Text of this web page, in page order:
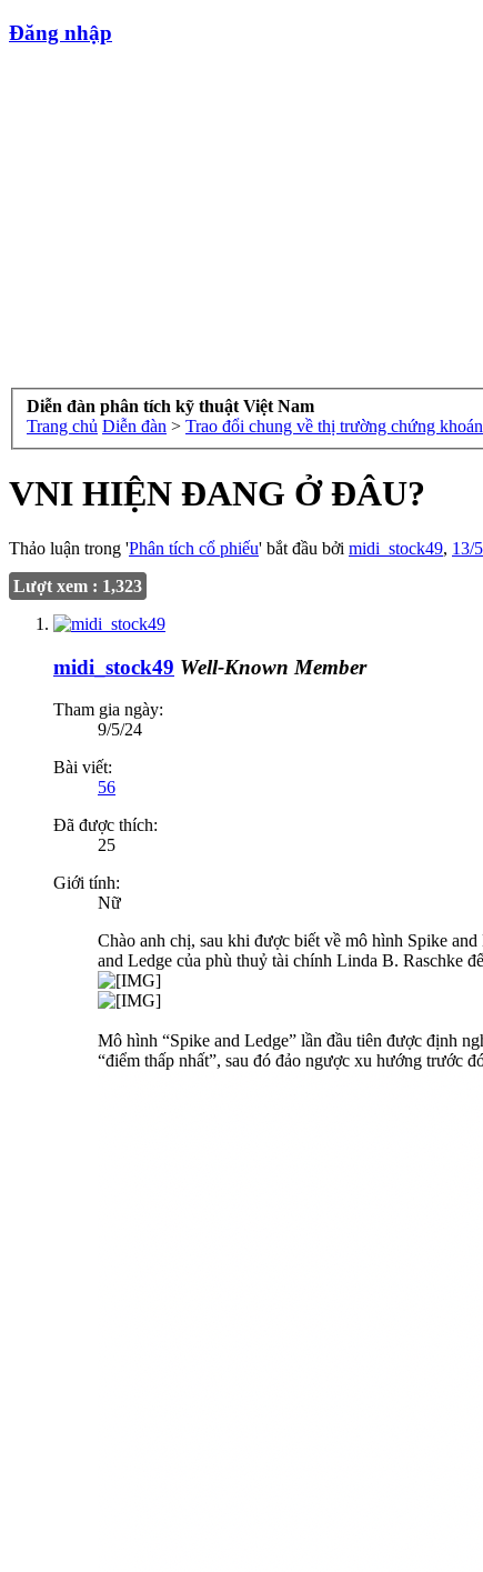
Đăng nhập
Diễn đàn phân tích kỹ thuật Việt Nam
Trang chủ Diễn đàn > Trao đổi chung về thị trường chứng
VNI HIỆN ĐANG Ở ĐÂU?
Thảo luận trong 'Phân tích cổ phiếu' bắt đầu bởi midi_stock49, 13/
Lượt xem : 1,323
midi_stock49 Well-Known Member
Tham gia ngày:
9/5/24
Bài viết:
56
Đã được thích:
25
Giới tính:
Nữ
Chào anh chị, sau khi được biết về mô hình Spike
and Ledge của phù thuỷ tài chính Linda B. Raschke
Mô hình “Spike and Ledge” lần đầu tiên được định
“điểm thấp nhất”, sau đó đảo ngược xu hướng trước